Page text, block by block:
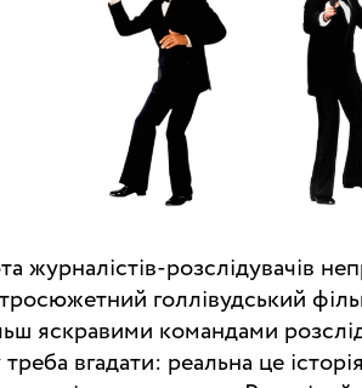
журналістів-розслідувачів
голлівудський
яскравими командами
вгадати: реальна це